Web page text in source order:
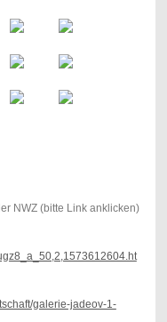
NWZ (bitte Link anklicken)
galerie-jadeov-1-